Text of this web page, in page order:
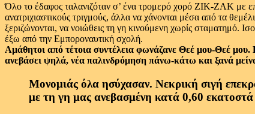
Όλο το έδαφος ταλανιζόταν σ’ ένα τρομερό χορό ΖΙΚ-ΖΑΚ με
ανατριχιαστικούς τριγμούς, άλλα να χάνονται μέσα από τα
ξεριζώνονται, να νοιώθεις τη γη κινούμενη χωρίς σταματημό.
έξω από την Εμποροναυτική σχολή.
Αμάθητοι από τέτοια συντέλεια φωνάζανε Θεέ μου-Θεέ
ανεβάσει ψηλά, νέα παλινδρόμηση πάνω-κάτω και ξανά
Μονομιάς όλα ησύχασαν. Νεκρική σιγή
με τη γη μας ανεβασμένη κατά 0,60